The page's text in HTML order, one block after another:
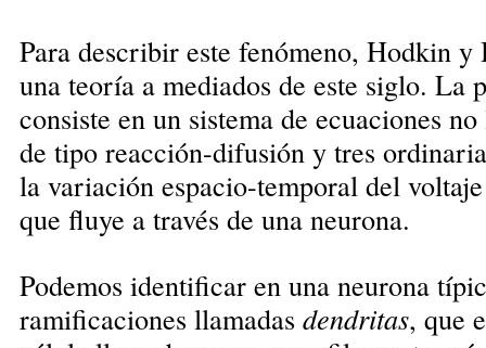
Para describir este fenómeno, Hodkin y
una teoría a mediados de este siglo. La
consiste en un sistema de ecuaciones
de tipo reacción-difusión y tres
la variación espacio-temporal del
que fluye a través de una neurona.
Podemos identificar en una neurona
ramificaciones llamadas dendritas, que